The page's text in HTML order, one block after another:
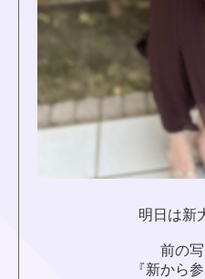
明日は新
前の
『新から